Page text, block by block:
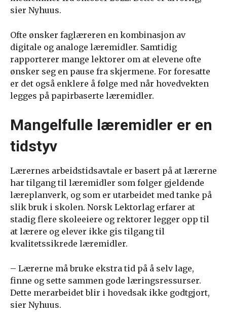
sier Nyhuus.
Ofte ønsker faglæreren en kombinasjon av
digitale og analoge læremidler. Samtidig
rapporterer mange lektorer om at elevene ofte
ønsker seg en pause fra skjermene. For foresatte
er det også enklere å følge med når hovedvekten
legges på papirbaserte læremidler.
Mangelfulle læremidler er en
tidstyv
Lærernes arbeidstidsavtale er basert på at lærerne
har tilgang til læremidler som følger gjeldende
læreplanverk, og som er utarbeidet med tanke på
slik bruk i skolen. Norsk Lektorlag erfarer at
stadig flere skoleeiere og rektorer legger opp til
at lærere og elever ikke gis tilgang til
kvalitetssikrede læremidler.
– Lærerne må bruke ekstra tid på å selv lage,
finne og sette sammen gode læringsressurser.
Dette merarbeidet blir i hovedsak ikke godtgjort,
sier Nyhuus.